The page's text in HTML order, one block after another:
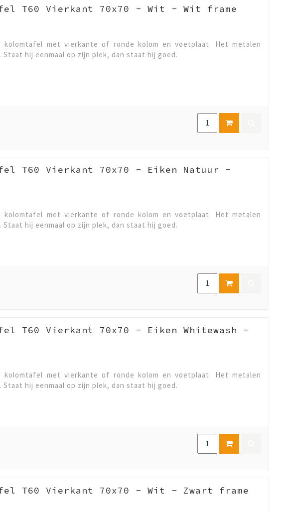
T60 Vierkant 70x70 - Wit - Wit frame
kolomtafel met vierkante of ronde kolom en voetplaat. Het metalen
hij eenmaal op zijn plek, dan staat hij goed.
T60 Vierkant 70x70 - Eiken Natuur -
kolomtafel met vierkante of ronde kolom en voetplaat. Het metalen
hij eenmaal op zijn plek, dan staat hij goed.
T60 Vierkant 70x70 - Eiken Whitewash -
kolomtafel met vierkante of ronde kolom en voetplaat. Het metalen
hij eenmaal op zijn plek, dan staat hij goed.
T60 Vierkant 70x70 - Wit - Zwart frame